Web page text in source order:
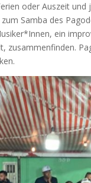
oder Auszeit
Samba des
ein
zusammenfinden.